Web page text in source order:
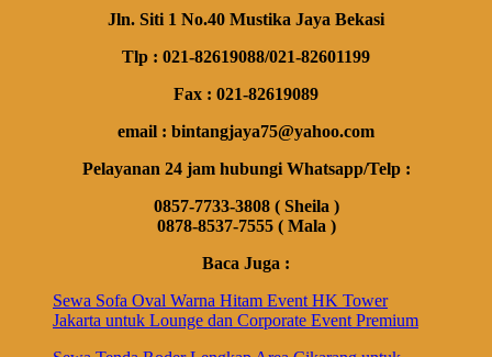
Jln. Siti 1 No.40 Mustika Jaya Bekasi
Tlp : 021-82619088/021-82601199
Fax : 021-82619089
email : bintangjaya75@yahoo.com
Pelayanan 24 jam hubungi Whatsapp/Telp :
0857-7733-3808 ( Sheila )
0878-8537-7555 ( Mala )
Baca Juga :
Sewa Sofa Oval Warna Hitam Event HK Tower
Jakarta untuk Lounge dan Corporate Event Premium